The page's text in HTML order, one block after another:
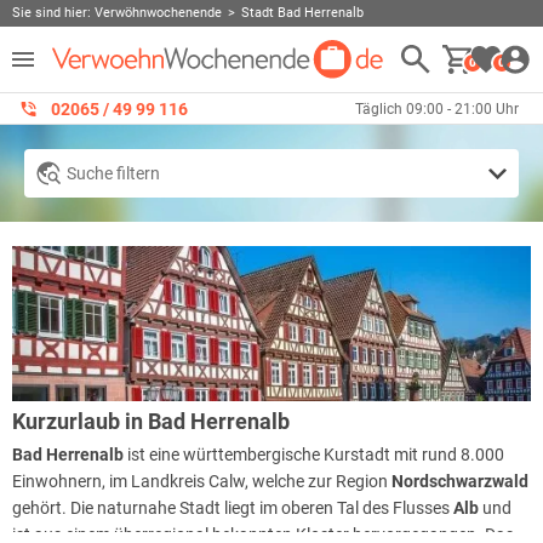
Sie sind hier: Verwöhnwochenende Stadt Bad Herrenalb
0 0
02065 / 49 ‌99 116 Täglich 09:00 - 21:00 Uhr
Suche filtern
Kurzurlaub in Bad Herrenalb
Bad Herrenalb ist eine württembergische Kurstadt mit rund 8.000
Einwohnern, im Landkreis Calw, welche zur Region Nordschwarzwald
gehört. Die naturnahe Stadt liegt im oberen Tal des FlussesAlb und
ist aus einem überregional bekannten Kloster hervorgegangen. Das